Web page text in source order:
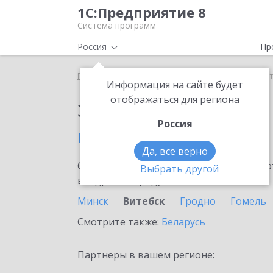
1С:Предприятие 8
Система программ
Россия
Информация на сайте будет
отображаться для региона
Россия
Да, все верно
Выбрать другой
Главная 1С-ОФД в
Заказать 1С-ОФД
в Витебске
Ознакомьтесь с информационными
внедрение продукта.
Минск
Витебск Гродно Гомель
Смотрите также: Беларусь
Партнеры в вашем регионе: